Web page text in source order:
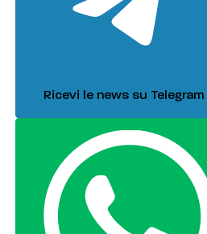
Ricevi le news su Telegram